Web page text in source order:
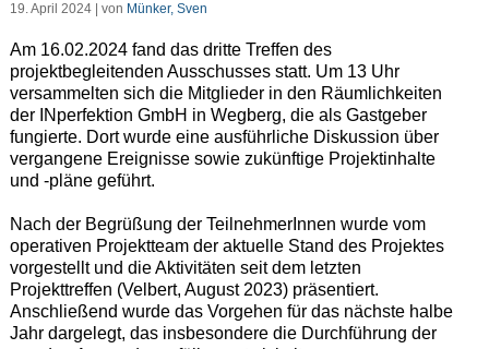
19. April 2024 | von Münker, Sven
Am 16.02.2024 fand das dritte Treffen des
projektbegleitenden Ausschusses statt. Um 13 Uhr
versammelten sich die Mitglieder in den Räumlichkeiten
der INperfektion GmbH in Wegberg, die als Gastgeber
fungierte. Dort wurde eine ausführliche Diskussion über
vergangene Ereignisse sowie zukünftige Projektinhalte
und -pläne geführt.
Nach der Begrüßung der TeilnehmerInnen wurde vom
operativen Projektteam der aktuelle Stand des Projektes
vorgestellt und die Aktivitäten seit dem letzten
Projekttreffen (Velbert, August 2023) präsentiert.
Anschließend wurde das Vorgehen für das nächste halbe
Jahr dargelegt, das insbesondere die Durchführung der